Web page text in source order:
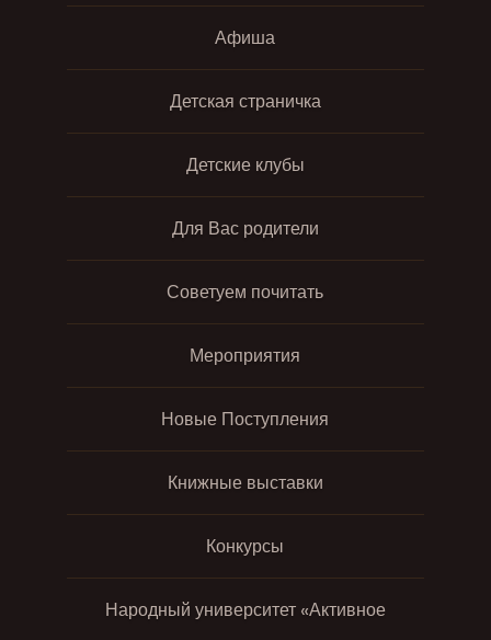
Афиша
Детская страничка
Детские клубы
Для Вас родители
Советуем почитать
Мероприятия
Новые Поступления
Книжные выставки
Конкурсы
Народный университет «Активное